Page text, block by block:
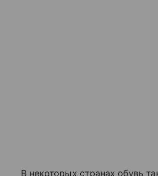
В некоторых странах обувь